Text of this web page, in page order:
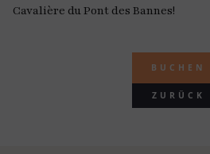
Cavalière du Pont des Bannes!
BUCHEN
ZURÜCK